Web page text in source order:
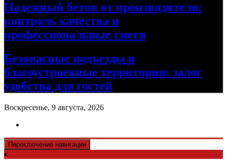
Надежный бетон от производителя:
контроль качества и
профессиональные смеси
Безопасные подъезды и
благоустроенные территории: залог
удобства для гостей
Воскресенье, 9 августа, 2026
Переключение навигации